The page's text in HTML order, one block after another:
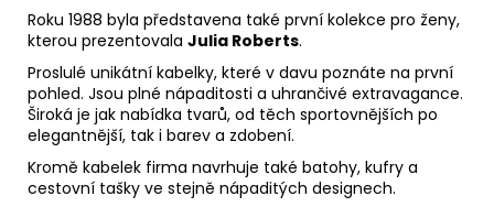
Roku 1988 byla představena také první kolekce pro ženy,
kterou prezentovala Julia Roberts.
Proslulé unikátní kabelky, které v davu poznáte na první
pohled. Jsou plné nápaditosti a uhrančivé extravagance.
Široká je jak nabídka tvarů, od těch sportovnějších po
elegantnější, tak i barev a zdobení.
Kromě kabelek firma navrhuje také batohy, kufry a
cestovní tašky ve stejně nápaditých designech.